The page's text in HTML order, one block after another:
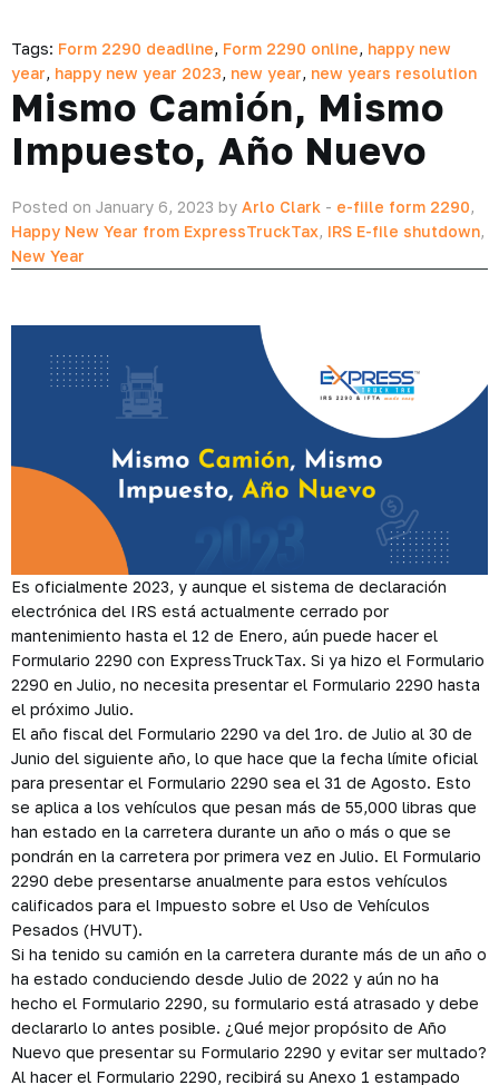
Tags: Form 2290 deadline, Form 2290 online, happy new
year, happy new year 2023, new year, new years resolution
Mismo Camión, Mismo
Impuesto, Año Nuevo
Posted on January 6, 2023 by Arlo Clark - e-fiile form 2290,
Happy New Year from ExpressTruckTax, IRS E-file shutdown,
New Year
Es oficialmente 2023, y aunque el sistema de declaración
electrónica del IRS está actualmente cerrado por
mantenimiento hasta el 12 de Enero, aún puede hacer el
Formulario 2290 con ExpressTruckTax. Si ya hizo el Formulario
2290 en Julio, no necesita presentar el Formulario 2290 hasta
el próximo Julio.
El año fiscal del Formulario 2290 va del 1ro. de Julio al 30 de
Junio del siguiente año, lo que hace que la fecha límite oficial
para presentar el Formulario 2290 sea el 31 de Agosto. Esto
se aplica a los vehículos que pesan más de 55,000 libras que
han estado en la carretera durante un año o más o que se
pondrán en la carretera por primera vez en Julio. El Formulario
2290 debe presentarse anualmente para estos vehículos
calificados para el Impuesto sobre el Uso de Vehículos
Pesados (HVUT).
Si ha tenido su camión en la carretera durante más de un año o
ha estado conduciendo desde Julio de 2022 y aún no ha
hecho el Formulario 2290, su formulario está atrasado y debe
declararlo lo antes posible. ¿Qué mejor propósito de Año
Nuevo que presentar su Formulario 2290 y evitar ser multado?
Al hacer el Formulario 2290, recibirá su Anexo 1 estampado